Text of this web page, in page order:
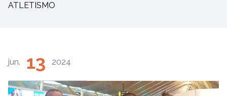
ATLETISMO
jun. 13 2024